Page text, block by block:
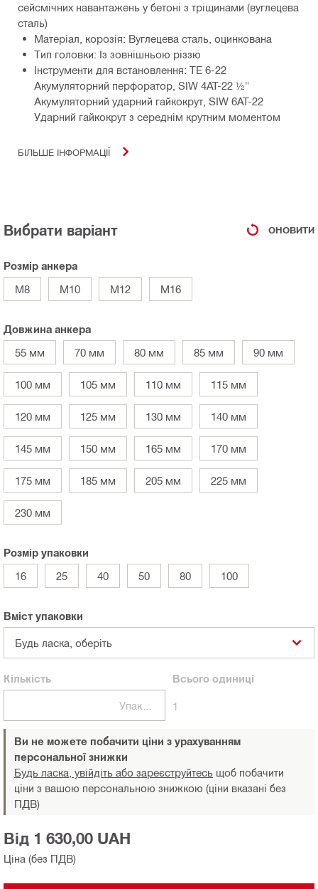
сейсмічних навантажень у бетоні з тріщинами (вуглецева
сталь)
Матеріал, корозія: Вуглецева сталь, оцинкована
Тип головки: Із зовнішньою різзю
Інструменти для встановлення: TE 6-22
Акумуляторний перфоратор, SIW 4AT-22 ½"
Акумуляторний ударний гайкокрут, SIW 6AT-22
Ударний гайкокрут з середнім крутним моментом
БІЛЬШЕ ІНФОРМАЦІЇ
Вибрати варіант ОНОВИТИ
Розмір анкера
M8
M10 M12 M16
Довжина анкера
55 мм
70 мм 80 мм 85 мм 90 мм
100 мм 105 мм 110 мм 115 мм
120 мм 125 мм 130 мм 140 мм
145 мм 150 мм 165 мм 170 мм
175 мм 185 мм 205 мм 225 мм
230 мм
Розмір упаковки
16
25 40 50 80 100
Вміст упаковки
Будь ласка, оберіть
Кількість
Упаковки
Всьогоодиниці
1
Ви не можете побачити ціни з урахуванням
персональної знижки
Будь ласка, увійдіть або зареєструйтесь щоб побачити
ціни з вашою персональною знижкою (ціни вказані без
ПДВ)
Ціна (без ПДВ)
Від 1 630,00 UAH